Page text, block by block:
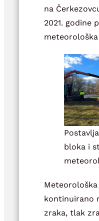
na
2021. godine
bloka i
kontinuirano
zraka, tlak